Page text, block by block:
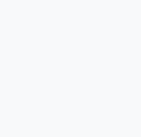
La publicidad digital
empresas
internet. Supera
además de ser una
productos o marcas.
efectividad de manera